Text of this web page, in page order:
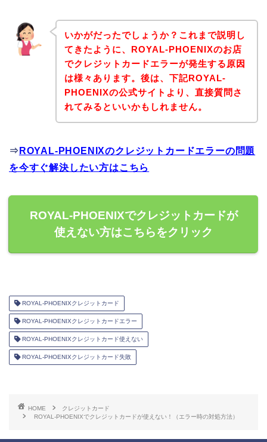
いかがだったでしょうか？これまで説明し
てきたように、ROYAL-PHOENIXのお店
でクレジットカードエラーが発生する原因
は様々あります。後は、下記ROYAL-
PHOENIXの公式サイトより、直接質問さ
れてみるといいかもしれません。
⇒ ROYAL-PHOENIXのクレジットカードエラーの問題
を今すぐ解決したい方はこちら
ROYAL-PHOENIXでクレジットカードが
使えない方はこちらをクリック
ROYAL-PHOENIXクレジットカード
ROYAL-PHOENIXクレジットカードエラー
ROYAL-PHOENIXクレジットカード使えない
ROYAL-PHOENIXクレジットカード失敗
HOME
クレジットカード
ROYAL-PHOENIXでクレジットカードが使えない！（エラー時の対処方法）